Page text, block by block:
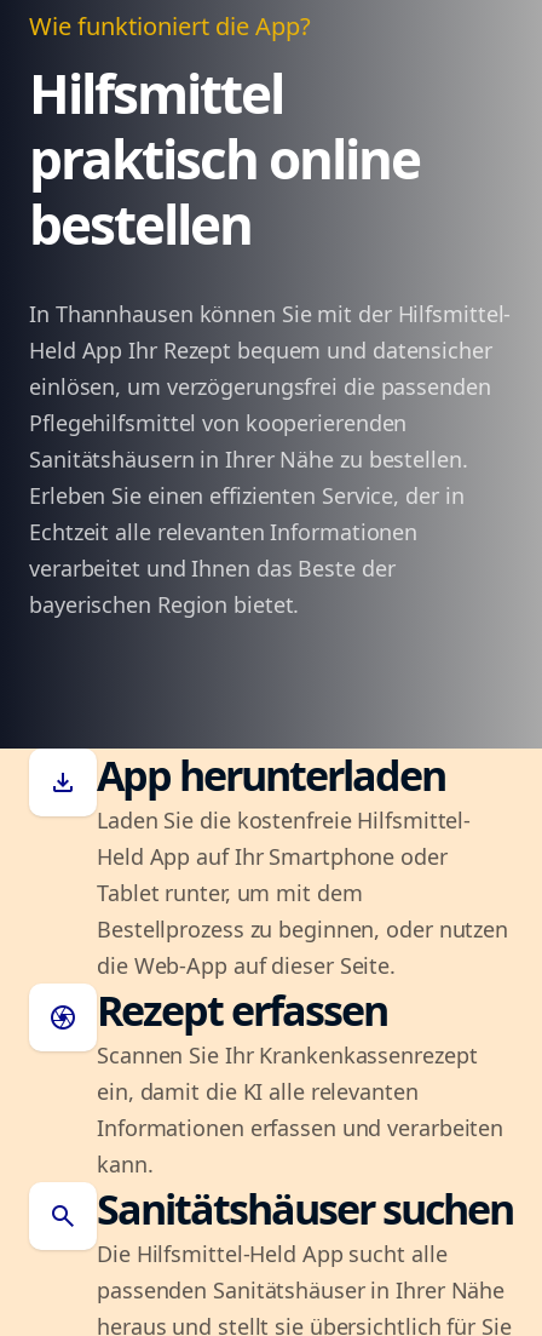
Wie funktioniert die App?
Hilfsmittel
praktisch online
bestellen
In Thannhausen können Sie mit der Hilfsmittel-
Held App Ihr Rezept bequem und datensicher
einlösen, um verzögerungsfrei die passenden
Pflegehilfsmittel von kooperierenden
Sanitätshäusern in Ihrer Nähe zu bestellen.
Erleben Sie einen effizienten Service, der in
Echtzeit alle relevanten Informationen
verarbeitet und Ihnen das Beste der
bayerischen Region bietet.
download App herunterladen
Laden Sie die kostenfreie Hilfsmittel-
Held App auf Ihr Smartphone oder
Tablet runter, um mit dem
Bestellprozess zu beginnen, oder nutzen
die Web-App auf dieser Seite.
camera Rezept erfassen
Scannen Sie Ihr Krankenkassenrezept
ein, damit die KI alle relevanten
Informationen erfassen und verarbeiten
kann.
search Sanitätshäuser suchen
Die Hilfsmittel-Held App sucht alle
passenden Sanitätshäuser in Ihrer Nähe
heraus und stellt sie übersichtlich für Sie